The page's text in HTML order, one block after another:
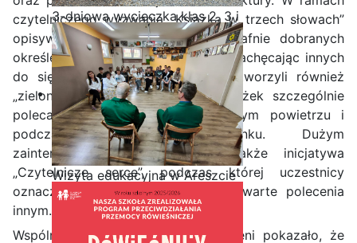
3-dniowa wycieczka klas 2, 3 i
4 technikum w Bieszczady
Wizyta edukacyjna w Areszcie
Śledczym w Radomiu
czytelniczego wyzwania „Książka w trzech słowach”
opisywali je za pomocą trzech trafnie dobranych
określeń, rozwijając kreatywność i zachęcając innych
do sięgania po polecane tytuły. Stworzyli również
„zieloną listę lektur” – zestaw książek szczególnie
polecanych do czytania na świeżym powietrzu i
podczas letniego wypoczynku. Dużym
zainteresowaniem cieszyła się także inicjatywa
„Czytelnicze serce”, podczas której uczestnicy
oznaczali symbolem serca książki warte polecenia
innym.
Wspólne czytanie w otoczeniu zieleni pokazało, że